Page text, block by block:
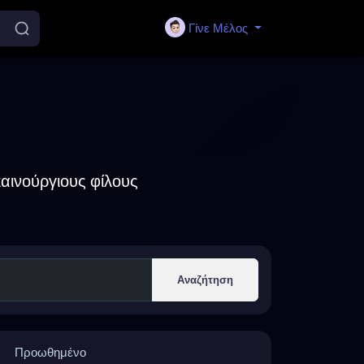
Γίνε Μέλος
φίλους
Αναζήτηση
Προωθημένο